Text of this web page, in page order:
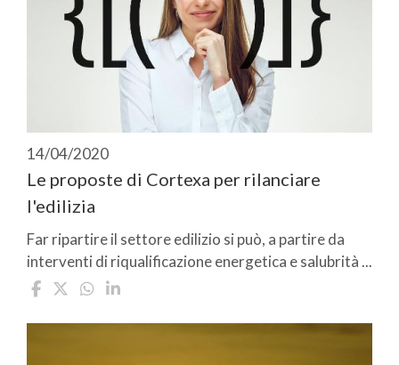
14/04/2020
Le proposte di Cortexa per rilanciare
l'edilizia
Far ripartire il settore edilizio si può, a partire da
interventi di riqualificazione energetica e salubrità ...